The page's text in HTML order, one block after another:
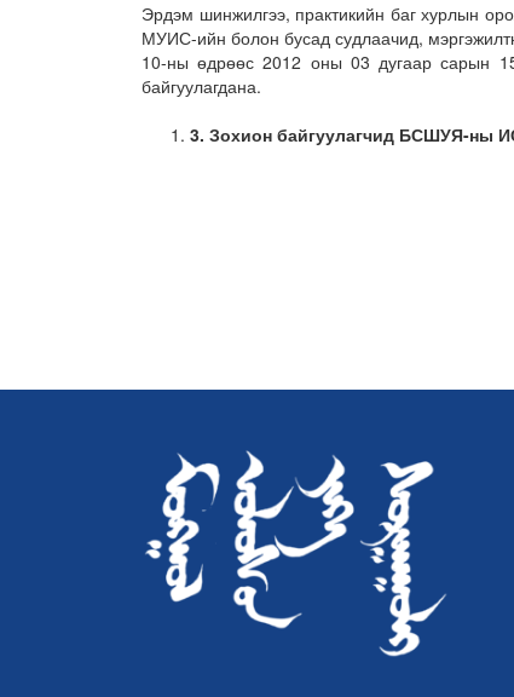
Эрдэм шинжилгээ, практикийн баг хурлын
МУИС-ийн болон бусад судлаачид,
10-ны өдрөөс 2012 оны 03 дугаар сарын
байгуулагдана.
3. Зохион байгуулагчид БСШУЯ-ны